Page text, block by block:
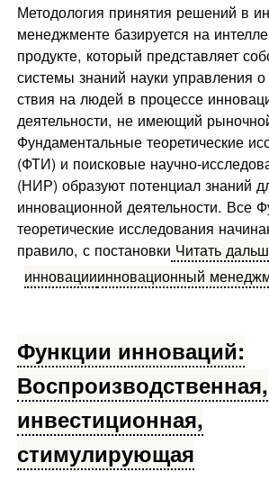
Методология принятия решений в
менеджменте базируется на
продукте, который представляет
системы знаний науки управления
ствия на людей в процессе
деятельности, не имеющий
Фундаментальные теоретические
(ФТИ) и поисковые научно-
(НИР) образуют потенциал знаний
инновационной деятельности. Все
теоретические исследования
правило, с постановки Читать
инновацииинновационный
Функции инноваций:
Воспроизводственная,
инвестиционная,
стимулирующая